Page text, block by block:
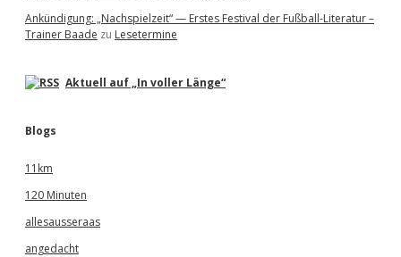
Ankündigung: „Nachspielzeit“ — Erstes Festival der Fußball-Literatur –
Trainer Baade zu Lesetermine
Aktuell auf „In voller Länge“
Blogs
11km
120 Minuten
allesausseraas
angedacht